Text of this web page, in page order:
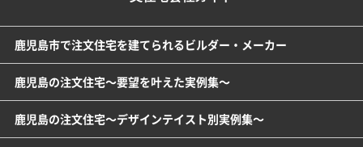
鹿児島市で注文住宅を建てられるビルダー・メーカー
鹿児島の注文住宅～要望を叶えた実例集～
鹿児島の注文住宅～デザインテイスト別実例集～